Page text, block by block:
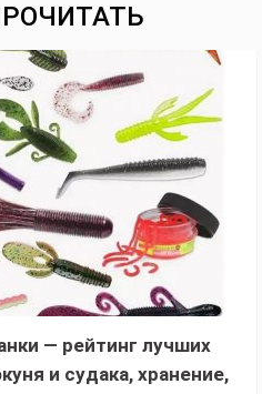
— рейтинг лучших
и судака, хранение,